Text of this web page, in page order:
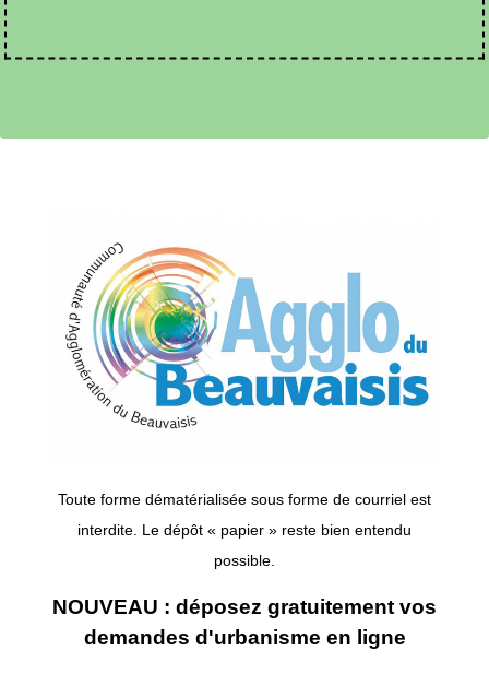
Toute forme dématérialisée sous forme de courriel est
interdite. Le dépôt « papier » reste bien entendu
possible.
NOUVEAU : déposez gratuitement vos
demandes d'urbanisme en ligne